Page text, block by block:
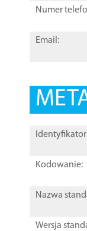
Numer
Email:
Kodowanie:
Nazwa
Wersja